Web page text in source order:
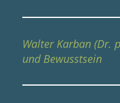
Walter Karban (Dr.
und Bewusstsein